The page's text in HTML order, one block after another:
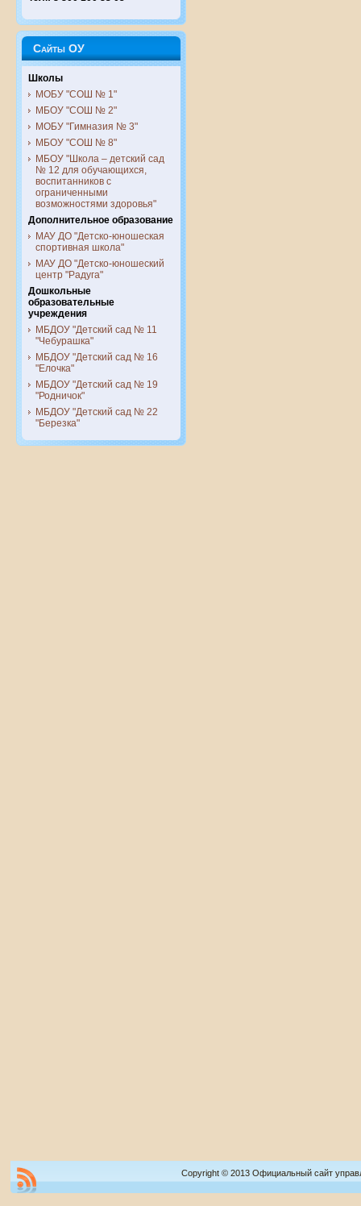
Сайты ОУ
Школы
МОБУ "СОШ № 1"
МБОУ "СОШ № 2"
МОБУ "Гимназия № 3"
МБОУ "СОШ № 8"
МБОУ "Школа – детский сад
№ 12 для обучающихся,
воспитанников с
ограниченными
возможностями здоровья"
Дополнительное образование
МАУ ДО "Детско-юношеская
спортивная школа"
МАУ ДО "Детско-юношеский
центр "Радуга"
Дошкольные
образовательные
учреждения
МБДОУ "Детский сад № 11
"Чебурашка"
МБДОУ "Детский сад № 16
"Елочка"
МБДОУ "Детский сад № 19
"Родничок"
МБДОУ "Детский сад № 22
"Березка"
Copyright © 2013 Официальный сайт